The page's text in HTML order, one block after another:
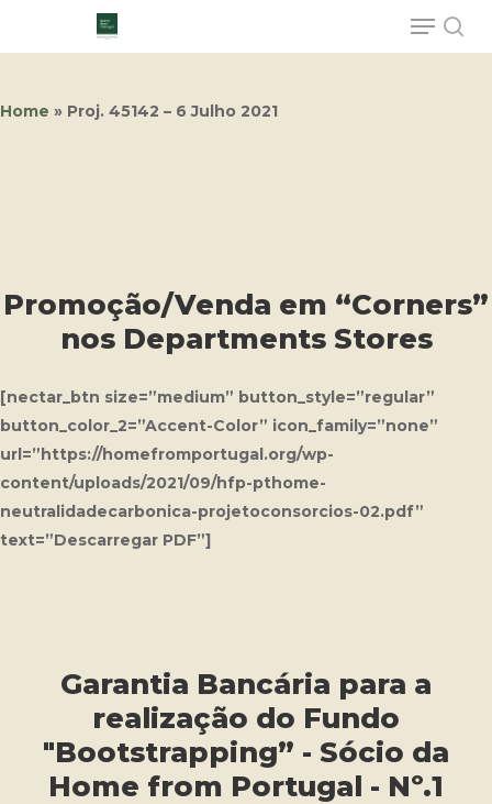
Home » Proj. 45142 – 6 Julho 2021
Promoção/Venda em “Corners”
nos Departments Stores
[nectar_btn size=”medium” button_style=”regular”
button_color_2=”Accent-Color” icon_family=”none”
url=”https://homefromportugal.org/wp-
content/uploads/2021/09/hfp-pthome-
neutralidadecarbonica-projetoconsorcios-02.pdf”
text=”Descarregar PDF”]
Garantia Bancária para a
realização do Fundo
"Bootstrapping” - Sócio da
Home from Portugal - Nº.1